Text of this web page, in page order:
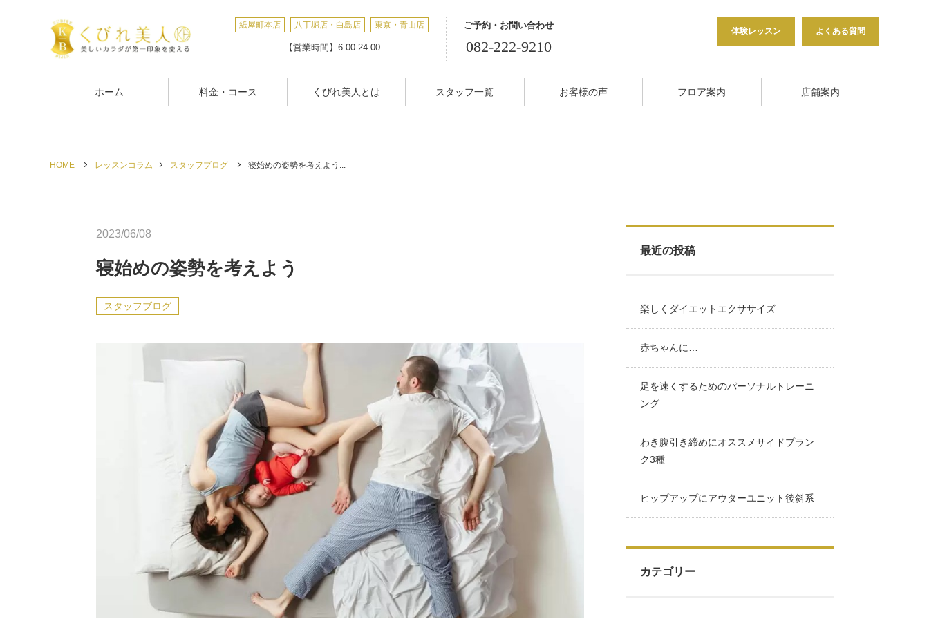
紙屋町本店 八丁堀店・白島店 東京・青山店
【営業時間】6:00-24:00
ご予約・お問い合わせ
082-222-9210
体験レッスン よくある質問
ホーム 料金・コース くびれ美人とは スタッフ一覧 お客様の声 フロア案内 店舗案内
HOME レッスンコラム スタッフブログ 寝始めの姿勢を考えよう...
2023/06/08
寝始めの姿勢を考えよう
スタッフブログ
最近の投稿
楽しくダイエットエクササイズ
赤ちゃんに…
足を速くするためのパーソナルトレーニ
ング
わき腹引き締めにオススメサイドプラン
ク3種
ヒップアップにアウターユニット後斜系
カテゴリー